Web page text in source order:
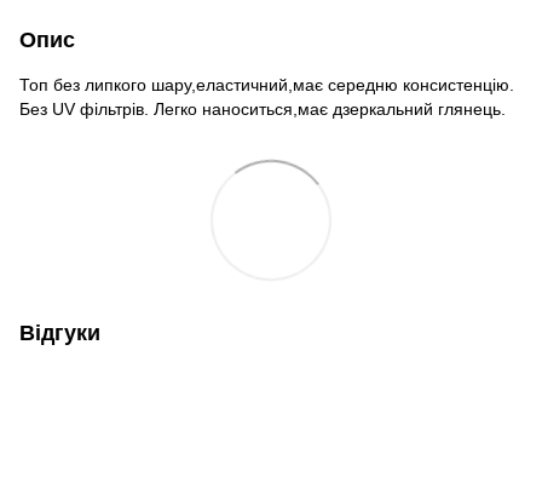
Опис
Топ без липкого шару,еластичний,має середню консистенцію.
Без UV фільтрів. Легко наноситься,має дзеркальний глянець.
Відгуки